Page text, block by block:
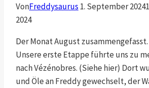
VonFreddysaurus 1. September 2024
2024
Der Monat August
Unsere erste Etappe führte uns zu
nach Vézénobres. (Siehe hier) Dort
und Öle an Freddy gewechselt, der